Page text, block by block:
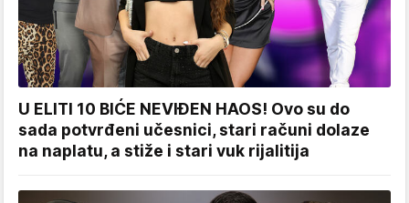
U ELITI 10 BIĆE NEVIĐEN HAOS! Ovo su do
sada potvrđeni učesnici, stari računi dolaze
na naplatu, a stiže i stari vuk rijalitija